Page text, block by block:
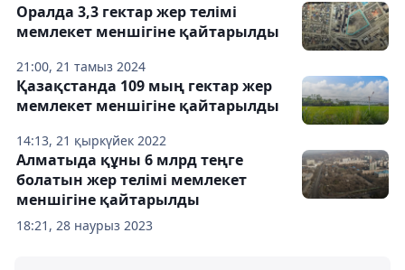
21:00, 21 тамыз 2024
Оралда 3,3 гектар жер телімі
мемлекет меншігіне қайтарылды
14:13, 21 қыркүйек 2022
Қазақстанда 109 мың гектар жер
мемлекет меншігіне қайтарылды
18:21, 28 наурыз 2023
Алматыда құны 6 млрд теңге
болатын жер телімі мемлекет
меншігіне қайтарылды